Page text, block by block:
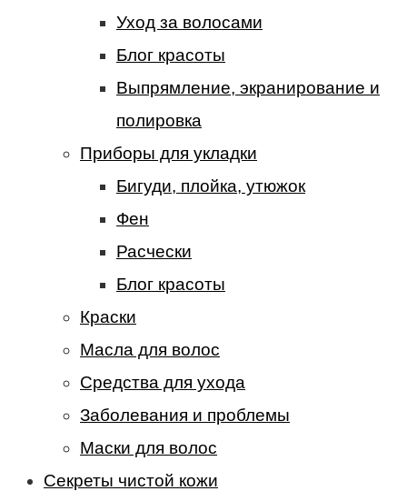
Уход за волосами
Блог красоты
Выпрямление, экранирование и
полировка
Приборы для укладки
Бигуди, плойка, утюжок
Фен
Расчески
Блог красоты
Краски
Масла для волос
Средства для ухода
Заболевания и проблемы
Маски для волос
Секреты чистой кожи